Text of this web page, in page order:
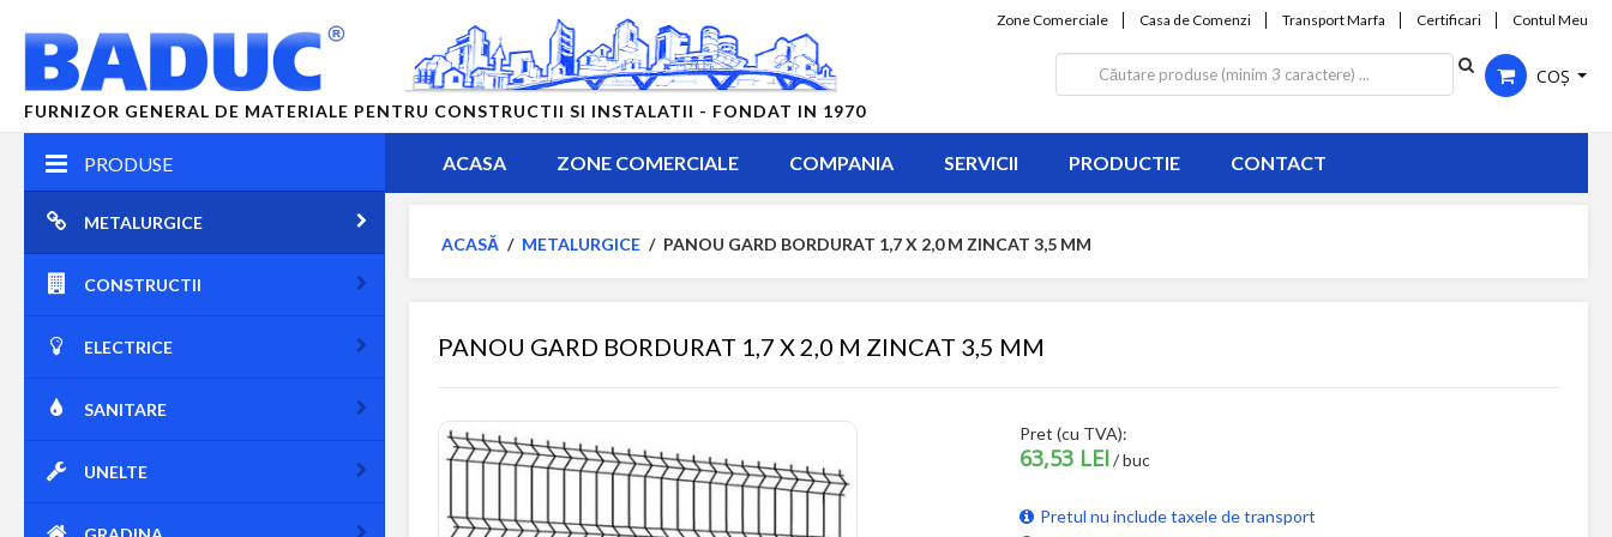
FURNIZOR GENERAL DE MATERIALE PENTRU CONSTRUCTII SI INSTALATII - FONDAT IN 1970
Zone Comerciale Casa de Comenzi Transport Marfa Certificari Contul Meu
COȘ
PRODUSE
METALURGICE
CONSTRUCTII
ELECTRICE
SANITARE
UNELTE
ACASA ZONE COMERCIALE COMPANIA SERVICII PRODUCTIE CONTACT
ACASĂ / METALURGICE / PANOU GARD BORDURAT 1,7 X 2,0 M ZINCAT 3,5 MM
PANOU GARD BORDURAT 1,7 X 2,0 M ZINCAT 3,5 MM
Pret (cu TVA):
63,53 LEI / buc
Pretul nu include taxele de transport